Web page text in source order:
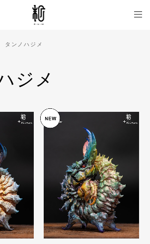
タンノハジメ
ジメ